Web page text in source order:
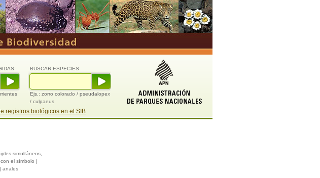
BUSCAR ESPECIES
Ejs.: zorro colorado / pseudalopex
/ culpaeus
registros biológicos en el SIB
simultáneos,
el símbolo |
anales